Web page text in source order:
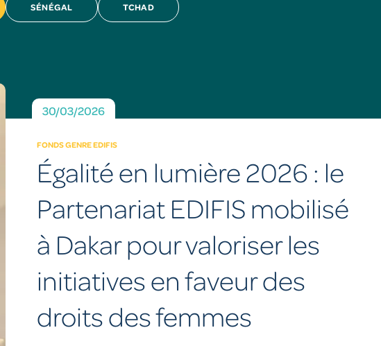
SÉNÉGAL TCHAD
30/03/2026
FONDS GENRE EDIFIS
Égalité en lumière 2026 : le
Partenariat EDIFIS mobilisé
à Dakar pour valoriser les
initiatives en faveur des
droits des femmes